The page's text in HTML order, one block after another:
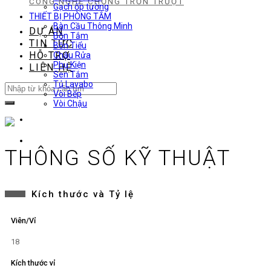
DỰ ÁN
TIN TỨC
HỖ TRỢ
LIÊN HỆ
Search
for:
Gạch ốp tường
THIẾT BỊ PHÒNG TẮM
Bàn Cầu Thông Minh
Bồn Tắm
Bồn Tiểu
Chậu Rửa
Phụ Kiện
Sen Tắm
Tủ Lavabo
Vòi Bếp
Vòi Chậu
THÔNG SỐ KỸ THUẬT
Kích thước và Tỷ lệ
Viên/Vỉ
18
Kích thước vỉ